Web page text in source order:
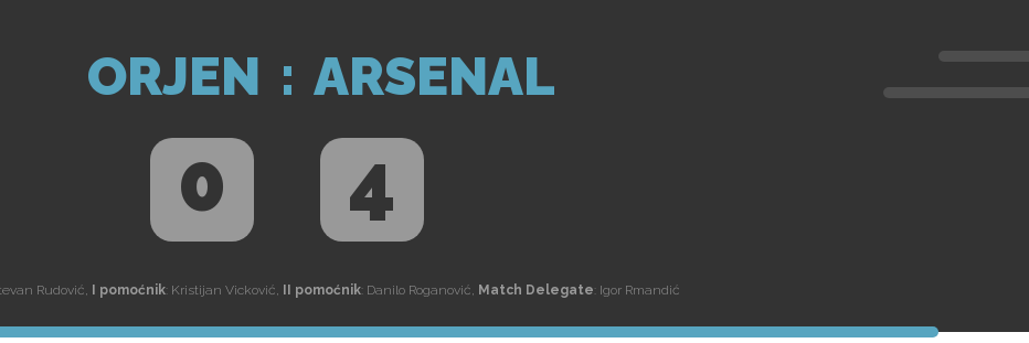
ORJEN : ARSENAL
0 4
Rudović, I pomoćnik: Kristijan Vicković, II pomoćnik: Danilo Roganović, Match Delegate: Igor Rmandić